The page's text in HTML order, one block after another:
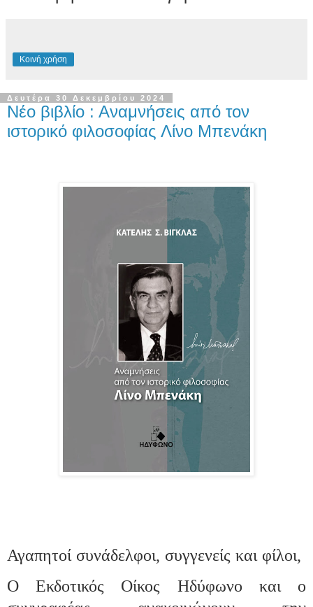
Κοινή χρήση
Δευτέρα 30 Δεκεμβρίου 2024
Νέο βιβλίο : Αναμνήσεις από τον
ιστορικό φιλοσοφίας Λίνο Μπενάκη
Αγαπητοί συνάδελφοι, συγγενείς και φίλοι,
Ο Εκδοτικός Οίκος Ηδύφωνο και ο